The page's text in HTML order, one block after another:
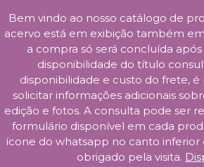
Skip
content
Prosa da
Esoterismo/ Diário Madras
Bem vindo ao nosso catálogo de
acervo está em exibição também
a compra só será concluída
disponibilidade do título
disponibilidade e custo do frete,
solicitar informações adicionais
edição e fotos. A consulta pode ser
formulário disponível em cada
ícone do whatsapp no canto inferior
obrigado pela visita.